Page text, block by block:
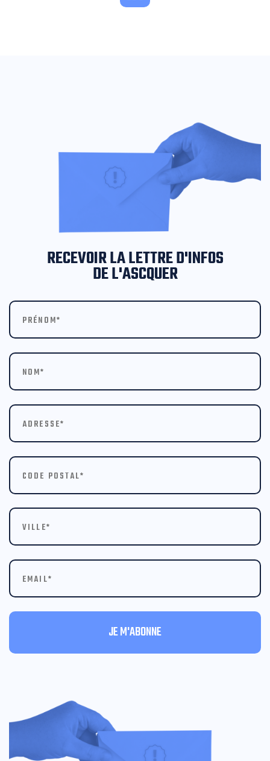
RECEVOIR LA LETTRE D'INFOS
DE L'ASCQUER